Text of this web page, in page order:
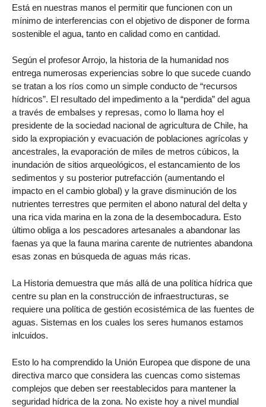
Está en nuestras manos el permitir que funcionen con un
mínimo de interferencias con el objetivo de disponer de forma
sostenible el agua, tanto en calidad como en cantidad.
Según el profesor Arrojo, la historia de la humanidad nos
entrega numerosas experiencias sobre lo que sucede cuando
se tratan a los ríos como un simple conducto de “recursos
hídricos”. El resultado del impedimento a la “perdida” del agua
a través de embalses y represas, como lo llama hoy el
presidente de la sociedad nacional de agricultura de Chile, ha
sido la expropiación y evacuación de poblaciones agrícolas y
ancestrales, la evaporación de miles de metros cúbicos, la
inundación de sitios arqueológicos, el estancamiento de los
sedimentos y su posterior putrefacción (aumentando el
impacto en el cambio global) y la grave disminución de los
nutrientes terrestres que permiten el abono natural del delta y
una rica vida marina en la zona de la desembocadura. Esto
último obliga a los pescadores artesanales a abandonar las
faenas ya que la fauna marina carente de nutrientes abandona
esas zonas en búsqueda de aguas más ricas.
La Historia demuestra que más allá de una política hídrica que
centre su plan en la construcción de infraestructuras, se
requiere una política de gestión ecosistémica de las fuentes de
aguas. Sistemas en los cuales los seres humanos estamos
inlcuidos.
Esto lo ha comprendido la Unión Europea que dispone de una
directiva marco que considera las cuencas como sistemas
complejos que deben ser reestablecidos para mantener la
seguridad hídrica de la zona. No existe hoy a nivel mundial